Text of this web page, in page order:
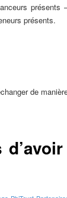
présents
présents.
de